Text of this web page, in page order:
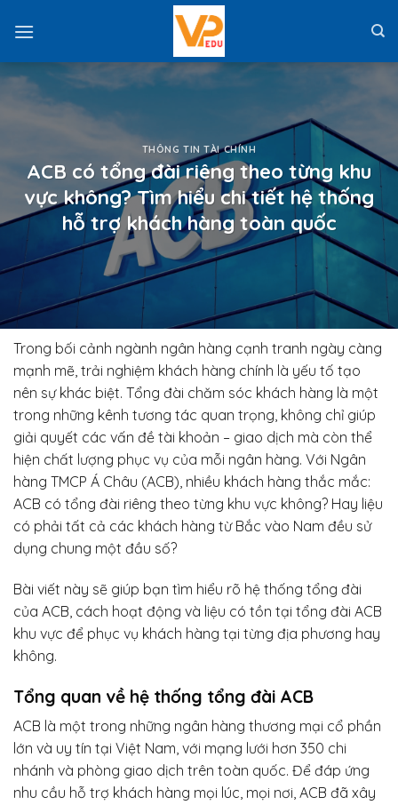
THÔNG TIN TÀI CHÍNH
ACB có tổng đài riêng theo từng khu
vực không? Tìm hiểu chi tiết hệ thống
hỗ trợ khách hàng toàn quốc
Trong bối cảnh ngành ngân hàng cạnh tranh ngày càng
mạnh mẽ, trải nghiệm khách hàng chính là yếu tố tạo
nên sự khác biệt. Tổng đài chăm sóc khách hàng là một
trong những kênh tương tác quan trọng, không chỉ giúp
giải quyết các vấn đề tài khoản – giao dịch mà còn thể
hiện chất lượng phục vụ của mỗi ngân hàng. Với Ngân
hàng TMCP Á Châu (ACB), nhiều khách hàng thắc mắc:
ACB có tổng đài riêng theo từng khu vực không? Hay liệu
có phải tất cả các khách hàng từ Bắc vào Nam đều sử
dụng chung một đầu số?
Bài viết này sẽ giúp bạn tìm hiểu rõ hệ thống tổng đài
của ACB, cách hoạt động và liệu có tồn tại tổng đài ACB
khu vực để phục vụ khách hàng tại từng địa phương hay
không.
Tổng quan về hệ thống tổng đài ACB
ACB là một trong những ngân hàng thương mại cổ phần
lớn và uy tín tại Việt Nam, với mạng lưới hơn 350 chi
nhánh và phòng giao dịch trên toàn quốc. Để đáp ứng
nhu cầu hỗ trợ khách hàng mọi lúc, mọi nơi, ACB đã xây